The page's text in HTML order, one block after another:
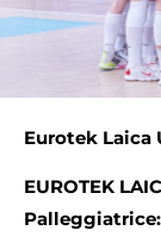
Eurotek Laica
EUROTEK
Palleggiatrice: